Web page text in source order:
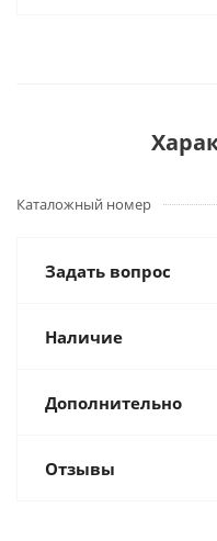
Каталожный номер
Задать вопрос
Наличие
Дополнительно
Отзывы